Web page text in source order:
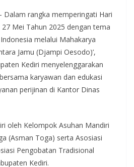
gr
a
m
Dalam rangka memperingati Hari
Mei Tahun 2025 dengan tema
melalui Mahakarya
Jamu (Djampi Oesodo)’,
Kediri menyelenggarakan
karyawan dan edukasi
perijinan di Kantor Dinas
oleh Kelompok Asuhan Mandiri
(Asman Toga) serta Asosiasi
Pengobatan Tradisional
Kediri.